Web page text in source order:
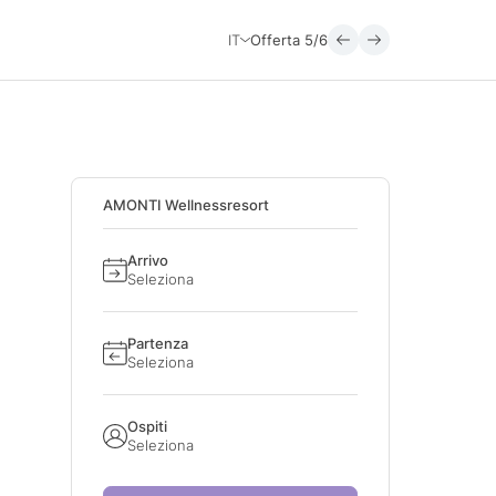
IT Offerta 5/6
AMONTI Wellnessresort
Arrivo
Seleziona
Partenza
Seleziona
Ospiti
Seleziona